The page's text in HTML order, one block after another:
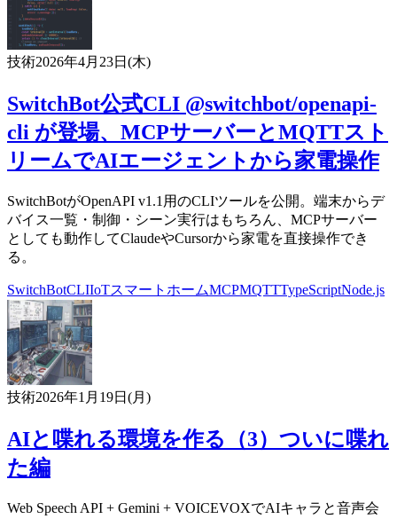
技術2026年4月23日(木)
SwitchBot公式CLI @switchbot/openapi-
cli が登場、MCPサーバーとMQTTスト
リームでAIエージェントから家電操作
SwitchBotがOpenAPI v1.1用のCLIツールを公開。端末からデ
バイス一覧・制御・シーン実行はもちろん、MCPサーバー
としても動作してClaudeやCursorから家電を直接操作でき
る。
SwitchBotCLIIoTスマートホームMCPMQTTTypeScriptNode.js
技術2026年1月19日(月)
AIと喋れる環境を作る（3）ついに喋れ
た編
Web Speech API + Gemini + VOICEVOXでAIキャラと音声会